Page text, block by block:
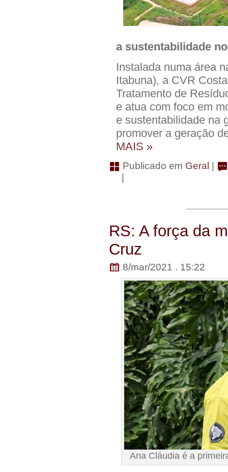
a sustentabilidade
Instalada numa área
Itabuna), a CVR
Tratamento de
e atua com foco em
e sustentabilidade na
promover a geração
MAIS »
Publicado em Geral
RS: A força da
Cruz
8/mar/2021 . 15:22
Ana Cláudia é a